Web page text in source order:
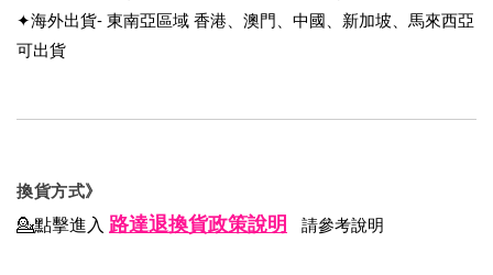
✦海外出貨- 東南亞區域 香港、澳門、中國、新加坡、馬來西亞
可出貨
換貨方式》
💁點擊進入 路達退換貨政策說明 請參考說明